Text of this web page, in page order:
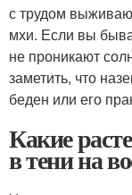
с трудом
мхи. Если вы
не проникают
заметить, что
беден или его
Какие
в тени на